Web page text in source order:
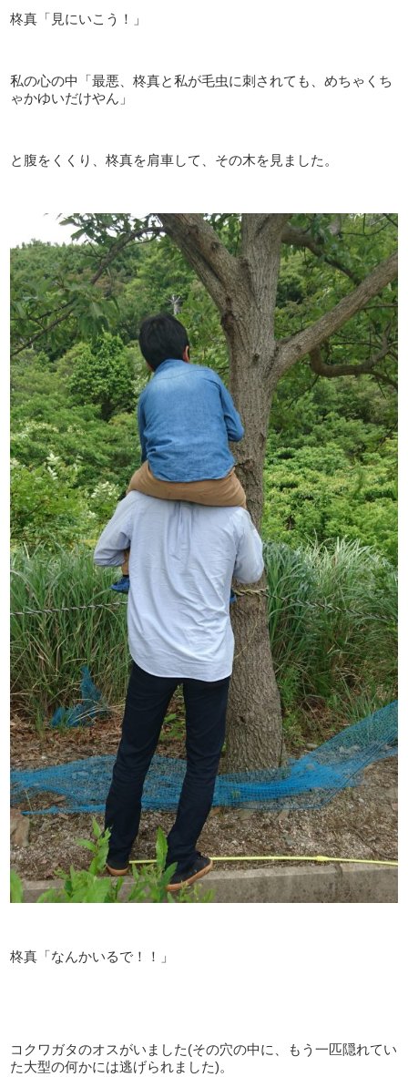
柊真「見にいこう！」
私の心の中「最悪、柊真と私が毛虫に刺されても、めちゃくち
ゃかゆいだけやん」
と腹をくくり、柊真を肩車して、その木を見ました。
柊真「なんかいるで！！」
コクワガタのオスがいました(その穴の中に、もう一匹隠れてい
た大型の何かには逃げられました)。